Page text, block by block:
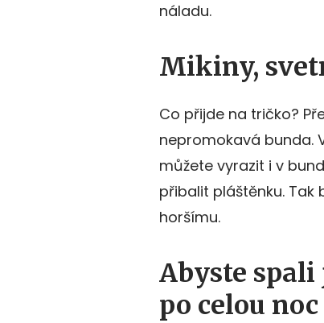
náladu.
Mikiny,
Co přijde na tričko?
nepromokavá bunda.
můžete vyrazit i v
přibalit pláštěnku. Tak
horšímu.
Abyste
po celou